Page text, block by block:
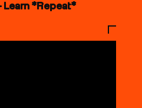
Learn *Repeat*